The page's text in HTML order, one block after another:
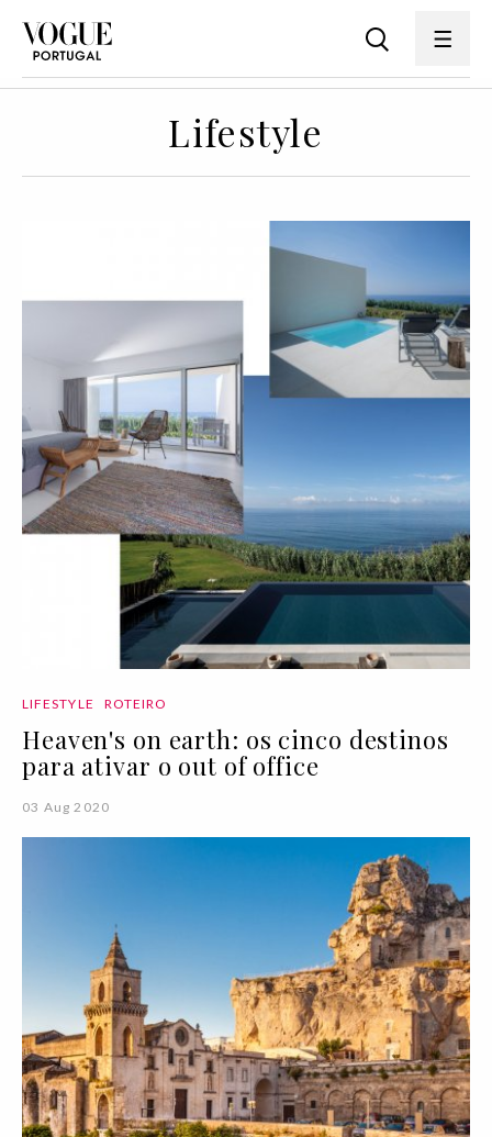
Lifestyle
LIFESTYLE ROTEIRO
Heaven's on earth: os cinco destinos
para ativar o out of office
03 Aug 2020